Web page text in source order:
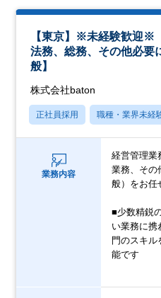
【東京】※未経験歓迎※
法務、総務、その他必要
般】
株式会社baton
正社員採用 職種・業界未経
業務内容
経営管理業
業務、その
般）をお任
■少数精鋭
い業務に携
門のスキル
能です